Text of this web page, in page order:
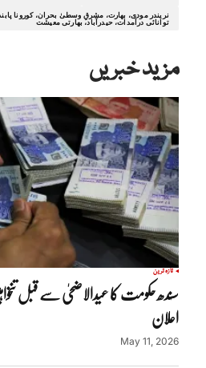
نریندر مودی، بھارت، مشرقِ وسطیٰ بحران، کورونا
توانائی درآمدات، حیدرآباد، بھارتی معیشت
مزید خبریں
تازہ ترین
سندھ حکومت کا عیدالاضحیٰ سے قبل
اعلان
May 11, 2026